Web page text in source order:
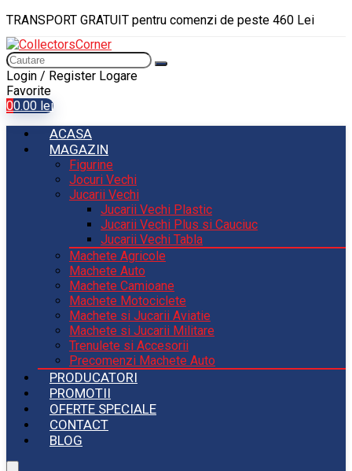
TRANSPORT GRATUIT pentru comenzi de peste 460 Lei
Login / Register Logare
Favorite
00.00 lei
ACASA
MAGAZIN
Figurine
Jocuri Vechi
Jucarii Vechi
Jucarii Vechi Plastic
Jucarii Vechi Plus si Cauciuc
Jucarii Vechi Tabla
Machete Agricole
Machete Auto
Machete Camioane
Machete Motociclete
Machete si Jucarii Aviatie
Machete si Jucarii Militare
Trenulete si Accesorii
Precomenzi Machete Auto
PRODUCATORI
PROMOTII
OFERTE SPECIALE
CONTACT
BLOG